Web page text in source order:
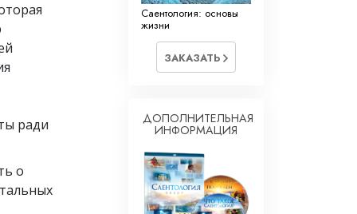
ради
о
Саентология: основы
жизни
ЗАКАЗАТЬ
ДОПОЛНИТЕЛЬНАЯ
ИНФОРМАЦИЯ